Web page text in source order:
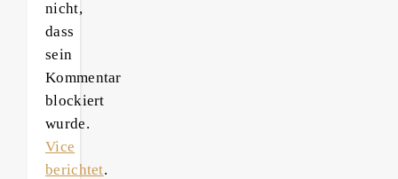
nicht,
dass
sein
Kommentar
blockiert
wurde.
Vice
berichtet.